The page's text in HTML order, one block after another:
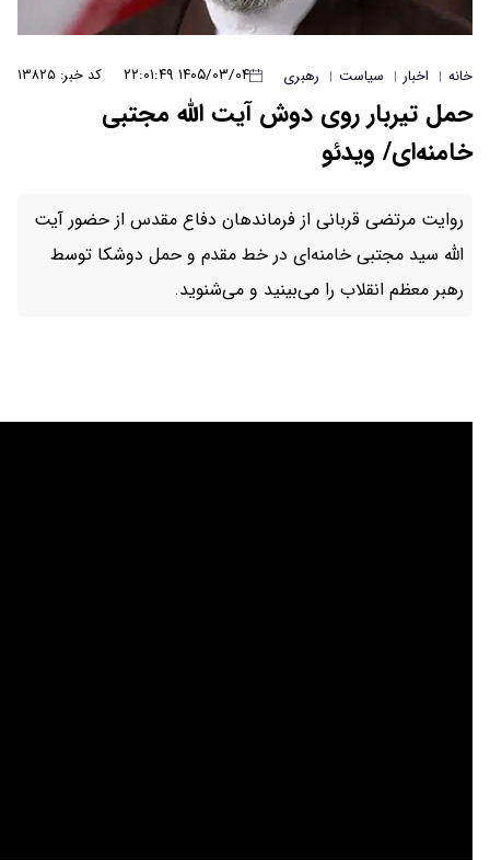
۱۴۰۵/۰۳/۰۴ ۲۲:۰۱:۴۹ کد خبر: ۱۳۸۲۵
آیت الله مجتبی
فرماندهان دفاع مقدس از حضور آیت
در خط مقدم و حمل دوشکا توسط
و می‌شنوید.